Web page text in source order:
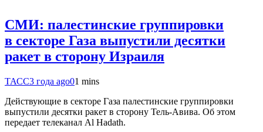
СМИ: палестинские группировки
в секторе Газа выпустили десятки
ракет в сторону Израиля
ТАСС3 года ago01 mins
Действующие в секторе Газа палестинские группировки
выпустили десятки ракет в сторону Тель-Авива. Об этом
передает телеканал Al Hadath.